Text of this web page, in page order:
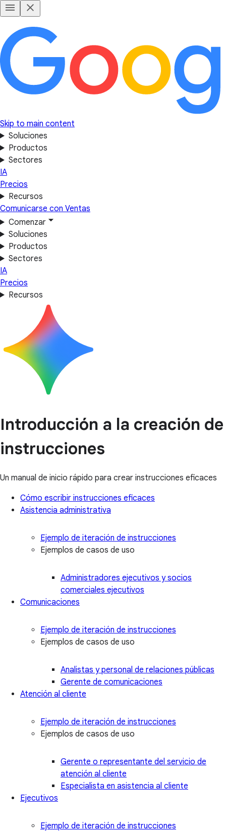
Skip to main content
Soluciones
Productos
Sectores
IA
Precios
Recursos
Comunicarse con Ventas
Comenzar
Soluciones
Productos
Sectores
IA
Precios
Recursos
Introducción a la creación de
instrucciones
Un manual de inicio rápido para crear instrucciones eficaces
Cómo escribir instrucciones eficaces
Asistencia administrativa
Ejemplo de iteración de instrucciones
Ejemplos de casos de uso
Administradores ejecutivos y socios
comerciales ejecutivos
Comunicaciones
Ejemplo de iteración de instrucciones
Ejemplos de casos de uso
Analistas y personal de relaciones públicas
Gerente de comunicaciones
Atención al cliente
Ejemplo de iteración de instrucciones
Ejemplos de casos de uso
Gerente o representante del servicio de
atención al cliente
Especialista en asistencia al cliente
Ejecutivos
Ejemplo de iteración de instrucciones